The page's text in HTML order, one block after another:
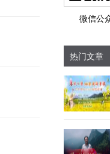
微信公
热门文章